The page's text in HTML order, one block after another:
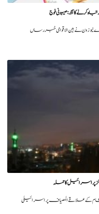
کرنے کا آڈر: صیہونی فوج
ون نے بین الاقوامی خبر رساں
پر اسرائیل کا حملہ
کے علاقے المصیاف پر اسرائیلی